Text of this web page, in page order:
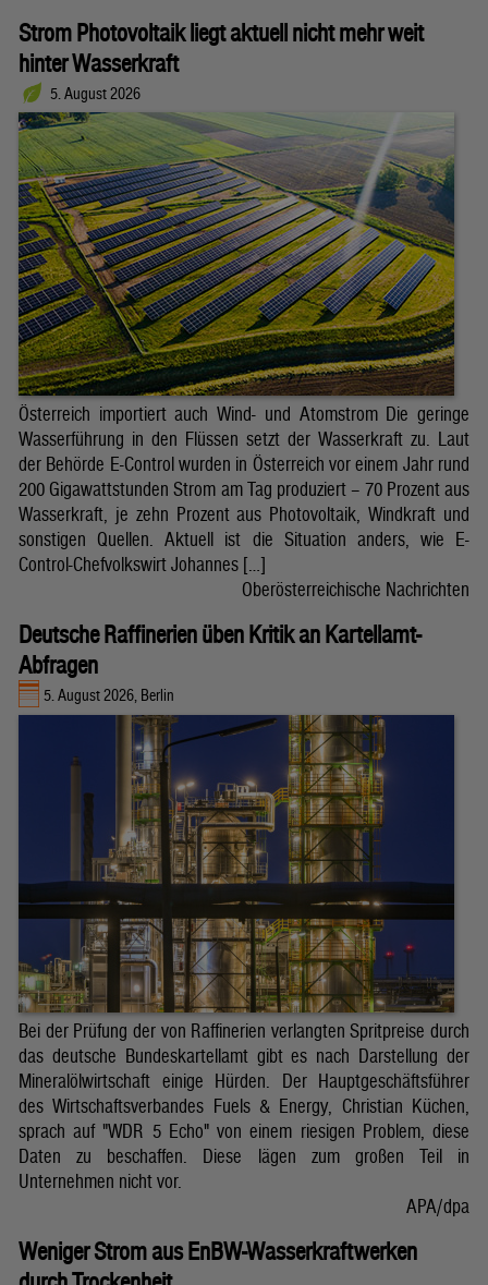
Strom Photovoltaik liegt aktuell nicht mehr weit
hinter Wasserkraft
5. August 2026
Österreich importiert auch Wind- und Atomstrom Die geringe
Wasserführung in den Flüssen setzt der Wasserkraft zu. Laut
der Behörde E-Control wurden in Österreich vor einem Jahr rund
200 Gigawattstunden Strom am Tag produziert – 70 Prozent aus
Wasserkraft, je zehn Prozent aus Photovoltaik, Windkraft und
sonstigen Quellen. Aktuell ist die Situation anders, wie E-
Control-Chefvolkswirt Johannes […]
Oberösterreichische Nachrichten
Deutsche Raffinerien üben Kritik an Kartellamt-
Abfragen
5. August 2026, Berlin
Bei der Prüfung der von Raffinerien verlangten Spritpreise durch
das deutsche Bundeskartellamt gibt es nach Darstellung der
Mineralölwirtschaft einige Hürden. Der Hauptgeschäftsführer
des Wirtschaftsverbandes Fuels & Energy, Christian Küchen,
sprach auf "WDR 5 Echo" von einem riesigen Problem, diese
Daten zu beschaffen. Diese lägen zum großen Teil in
Unternehmen nicht vor.
APA/dpa
Weniger Strom aus EnBW-Wasserkraftwerken